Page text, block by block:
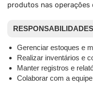
produtos nas operações
Gerenciar estoques e
Realizar inventários e
Manter registros e
Colaborar com a